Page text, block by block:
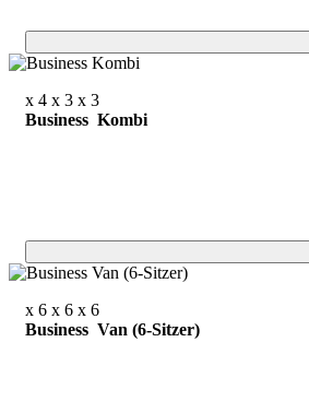
x 4 x 3 x 3
Business Kombi
x 6 x 6 x 6
Business Van (6-Sitzer)